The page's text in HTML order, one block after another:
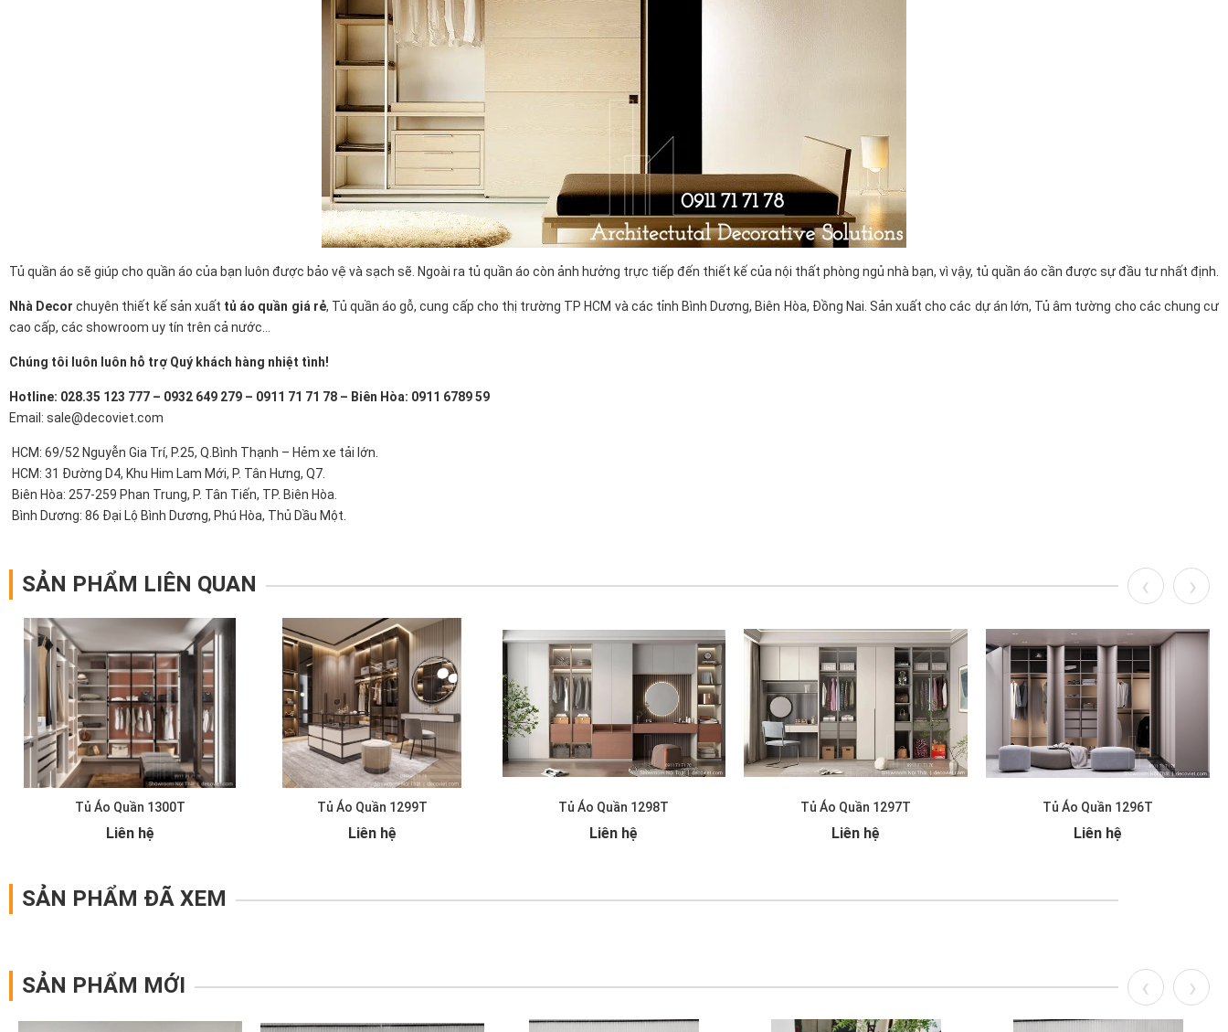
Tủ quần áo sẽ giúp cho quần áo của bạn luôn được bảo vệ và sạch sẽ. Ngoài ra tủ quần áo còn ảnh hưởng trực tiếp đến thiết kế của nội thất phòng ngủ nhà bạn, vì vậy, tủ quần áo cần được sự đầu tư nhất định.
Nhà Decor chuyên thiết kế sản xuất tủ áo quần giá rẻ, Tủ quần áo gỗ, cung cấp cho thị trường TP HCM và các tỉnh Bình Dương, Biên Hòa, Đồng Nai. Sản xuất cho các dự án lớn, Tủ âm tường cho các chung cư
cao cấp, các showroom uy tín trên cả nước…
Chúng tôi luôn luôn hỗ trợ Quý khách hàng nhiệt tình!
Hotline: 028.35 123 777 – 0932 649 279 – 0911 71 71 78 – Biên Hòa: 0911 6789 59
Email: sale@decoviet.com
HCM: 69/52 Nguyễn Gia Trí, P.25, Q.Bình Thạnh – Hẻm xe tải lớn.
HCM: 31 Đường D4, Khu Him Lam Mới, P. Tân Hưng, Q7.
Biên Hòa: 257-259 Phan Trung, P. Tân Tiến, TP. Biên Hòa.
Bình Dương: 86 Đại Lộ Bình Dương, Phú Hòa, Thủ Dầu Một.
SẢN PHẨM LIÊN QUAN
Tủ Áo Quần 1300T
Liên hệ
Tủ Áo Quần 1299T
Liên hệ
Tủ Áo Quần 1298T
Liên hệ
Tủ Áo Quần 1297T
Liên hệ
Tủ Áo Quần 1296T
Liên hệ
SẢN PHẨM ĐÃ XEM
SẢN PHẨM MỚI